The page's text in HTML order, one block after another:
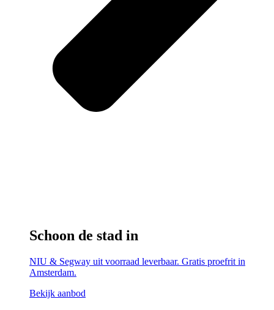
Schoon de stad in
NIU & Segway uit voorraad leverbaar. Gratis proefrit in
Amsterdam.
Bekijk aanbod